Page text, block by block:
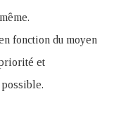
fonction du moyen
et